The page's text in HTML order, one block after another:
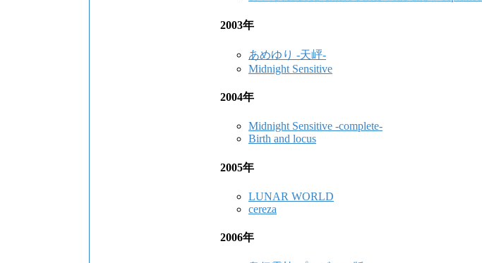
2003年
あめゆり -天岼-
Midnight Sensitive
2004年
Midnight Sensitive -complete-
Birth and locus
2005年
LUNAR WORLD
cereza
2006年